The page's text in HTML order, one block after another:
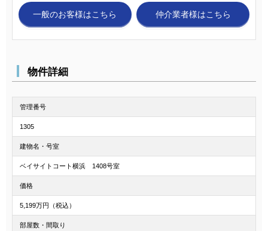
一般のお客様はこちら 仲介業者様はこちら
物件詳細
管理番号
1305
建物名・号室
ベイサイトコート横浜 1408号室
価格
5,199万円（税込）
部屋数・間取り